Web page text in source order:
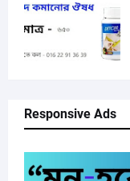
Responsive Ads